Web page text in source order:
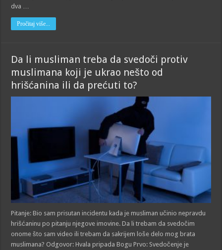
dva …
Pročitaj više...
Da li musliman treba da svedoči protiv
muslimana koji je ukrao nešto od
hrišćanina ili da prećuti to?
Pitanje: Bio sam prisutan incidentu kada je musliman učinio nepravdu
hrišćaninu po pitanju njegove imovine. Da li trebam da svedočim
onome što sam video ili trebam da sakrijem loše delo mog brata
muslimana? Odgovor: Hvala pripada Bogu Prvo: Svedočenje je